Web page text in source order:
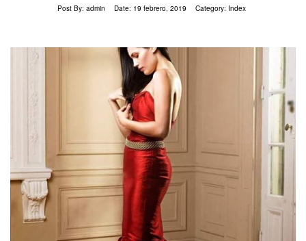
Post By: admin Date: 19 febrero, 2019 Category: Index